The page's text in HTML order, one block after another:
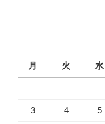
月
火 水
3 4 5